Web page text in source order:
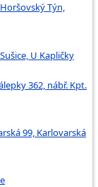
Týn,
U Kapličky
362, nábř. Kpt.
99, Karlovarská